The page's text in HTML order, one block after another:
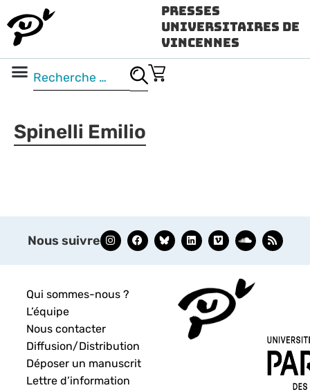
Presses
Universitaires de
Vincennes
Spinelli Emilio
Nous suivre
Qui sommes-nous ?
L’équipe
Nous contacter
Diffusion/Distribution
Déposer un manuscrit
Lettre d’information